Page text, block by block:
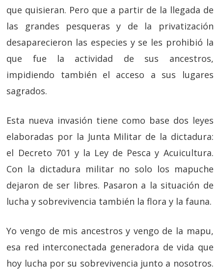
que quisieran. Pero que a partir de la llegada de
las grandes pesqueras y de la privatización
desaparecieron las especies y se les prohibió la
que fue la actividad de sus ancestros,
impidiendo también el acceso a sus lugares
sagrados.
Esta nueva invasión tiene como base dos leyes
elaboradas por la Junta Militar de la dictadura:
el Decreto 701 y la Ley de Pesca y Acuicultura.
Con la dictadura militar no solo los mapuche
dejaron de ser libres. Pasaron a la situación de
lucha y sobrevivencia también la flora y la fauna.
Yo vengo de mis ancestros y vengo de la mapu,
esa red interconectada generadora de vida que
hoy lucha por su sobrevivencia junto a nosotros.